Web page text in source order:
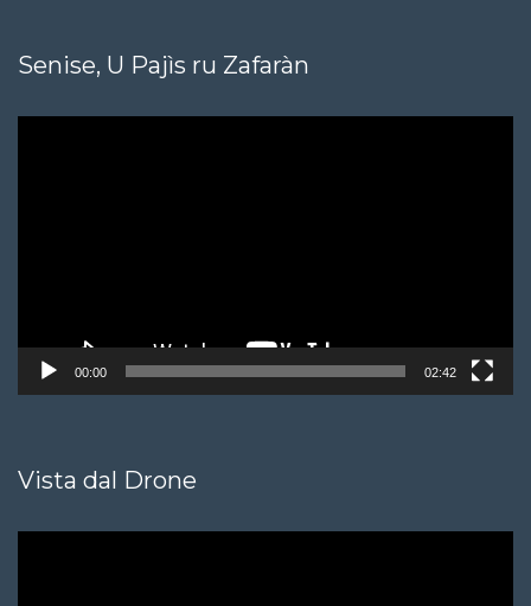
Senise, U Pajìs ru Zafaràn
00:00 02:42
Vista dal Drone